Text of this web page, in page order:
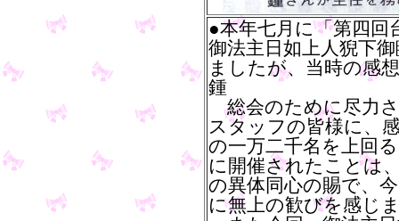
●本年七月に「第四回
御法主日如上人猊下
ましたが、当時の感
鍾
総会のために尽力
スタッフの皆様に、
の一万二千名を上回
に開催されたことは
の異体同心の賜で、
に無上の歓びを感じ